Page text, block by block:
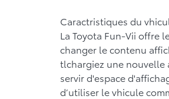
Caractristiques du
La Toyota Fun-Vii offre
changer le contenu
tlchargiez une nouvelle
servir d'espace
d’utiliser le vhicule